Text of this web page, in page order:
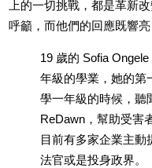
上的一切挑戰，都是革新
呼籲，而他們的回應既響亮
19 歲的 Sofia
年級的學業，她的第
學一年級的時候，聽
ReDawn，幫助受害
目前有多家企業主動
法官或是投身政界。